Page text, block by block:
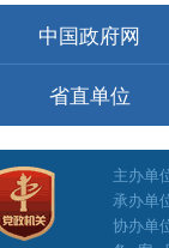
中国政府网
省直单位
主办单
承办单
协办单